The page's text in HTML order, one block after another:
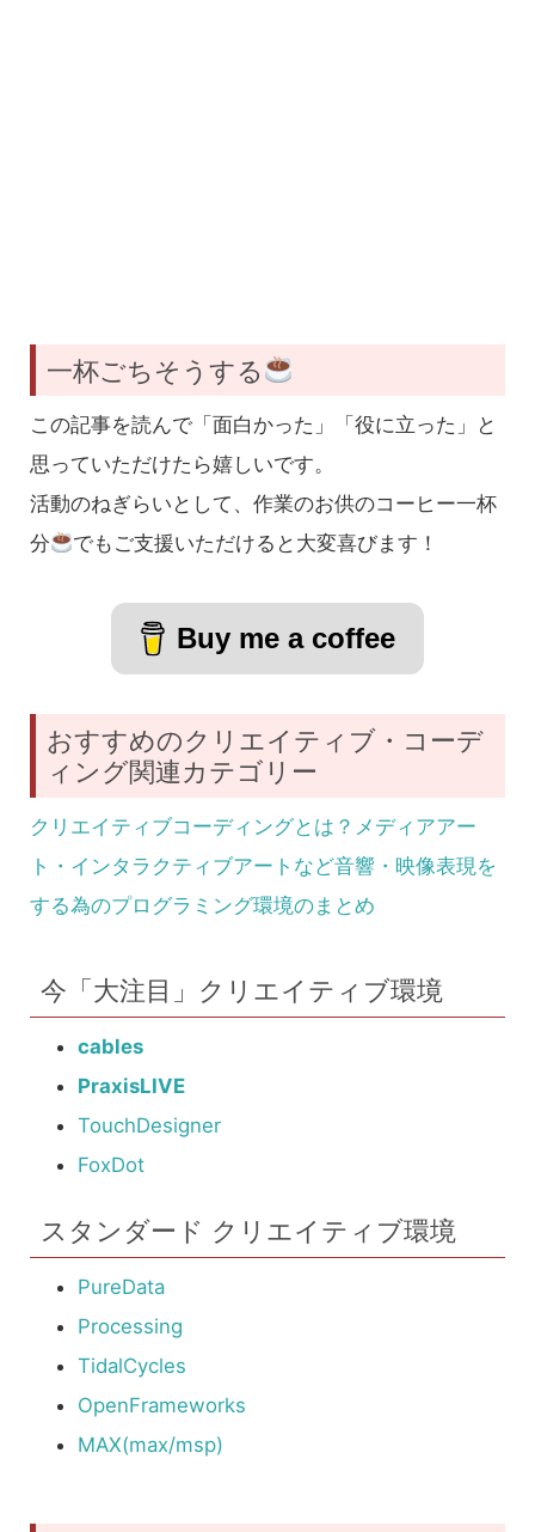
一杯ごちそうする
この記事を読んで「面白かった」「役に立った」と
思っていただけたら嬉しいです。
活動のねぎらいとして、作業のお供のコーヒー一杯
分
でもご支援いただけると大変喜びます！
Buy me a coffee
おすすめのクリエイティブ・コーデ
ィング関連カテゴリー
クリエイティブコーディングとは？メディアアー
ト・インタラクティブアートなど音響・映像表現を
する為のプログラミング環境のまとめ
今「大注目」クリエイティブ環境
cables
PraxisLIVE
TouchDesigner
FoxDot
スタンダード クリエイティブ環境
PureData
Processing
TidalCycles
OpenFrameworks
MAX(max/msp)